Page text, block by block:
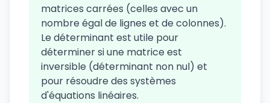
matrices carrées (celles avec un
nombre égal de lignes et de colonnes).
Le déterminant est utile pour
déterminer si une matrice est
inversible (déterminant non nul) et
pour résoudre des systèmes
d'équations linéaires.